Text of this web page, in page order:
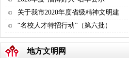
关于我市2020年度省级精神文明建
“名校人才特招行动”（第六批）
地方文明网